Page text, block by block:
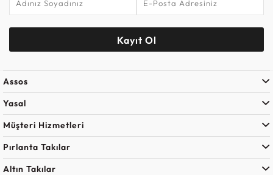
Kayıt Ol
Assos
Yasal
Müşteri Hizmetleri
Pırlanta Takılar
Altın Takılar